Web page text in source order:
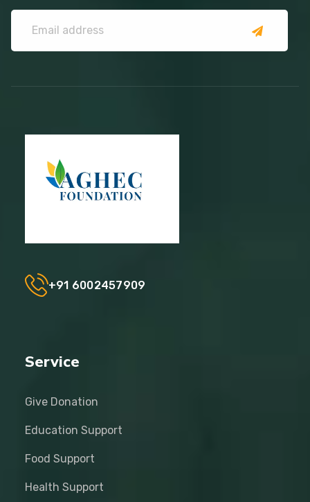
+91 6002457909
Service
Give Donation
Education Support
Food Support
Health Support